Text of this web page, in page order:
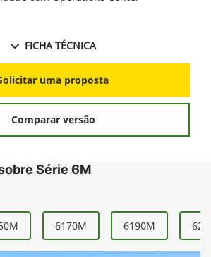
FICHA TÉCNICA
uma proposta
Comparar versão
Série 6M
6170M 6190M